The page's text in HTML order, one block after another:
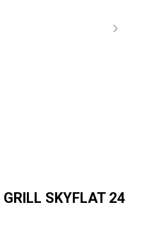
SKYFLAT 24